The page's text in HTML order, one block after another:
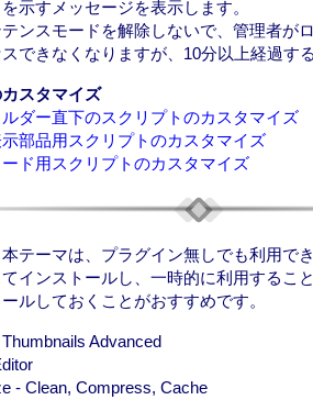
示すメッセージを表示します。
テンスモードを解除しないで、管理者が
できなくなりますが、10分以上経過す
スタマイズ
ルダー直下のスクリプトのカスタマイズ
部品用スクリプトのカスタマイズ
ド用スクリプトのカスタマイズ
本テーマは、プラグイン無しでも利用で
インストールし、一時的に利用するこ
ルしておくことがおすすめです。
Advanced
- Clean, Compress, Cache